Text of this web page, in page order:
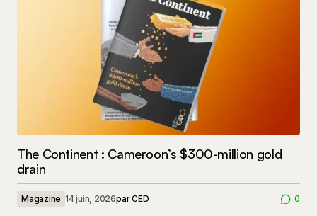
The Continent : Cameroon’s $300-million gold
drain
Magazine 14 juin, 2026parCED 0